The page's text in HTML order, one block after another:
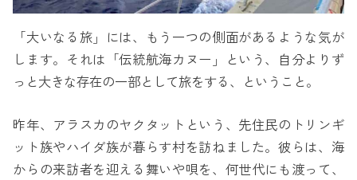
「大いなる旅」には、もう一つの側面があるような気が
します。それは「伝統航海カヌー」という、自分よりず
っと大きな存在の一部として旅をする、ということ。
昨年、アラスカのヤクタットという、先住民のトリンギ
ット族やハイダ族が暮らす村を訪ねました。彼らは、海
からの来訪者を迎える舞いや唄を、何世代にも渡って、